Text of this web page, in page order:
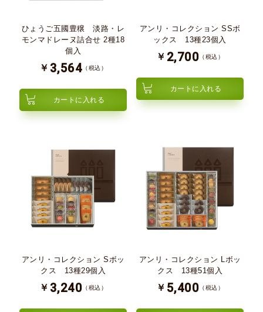
ひょうご五國豊穣 淡路・レ
モンマドレーヌ詰合せ 2種18
個入
￥ 3,564 （税込）
カートに入れる
アンリ・コレクション SSボ
ックス 13種23個入
￥ 2,700 （税込）
カートに入れる
アンリ・コレクション Sボッ
クス 13種29個入
￥ 3,240 （税込）
アンリ・コレクション Lボッ
クス 13種51個入
￥ 5,400 （税込）